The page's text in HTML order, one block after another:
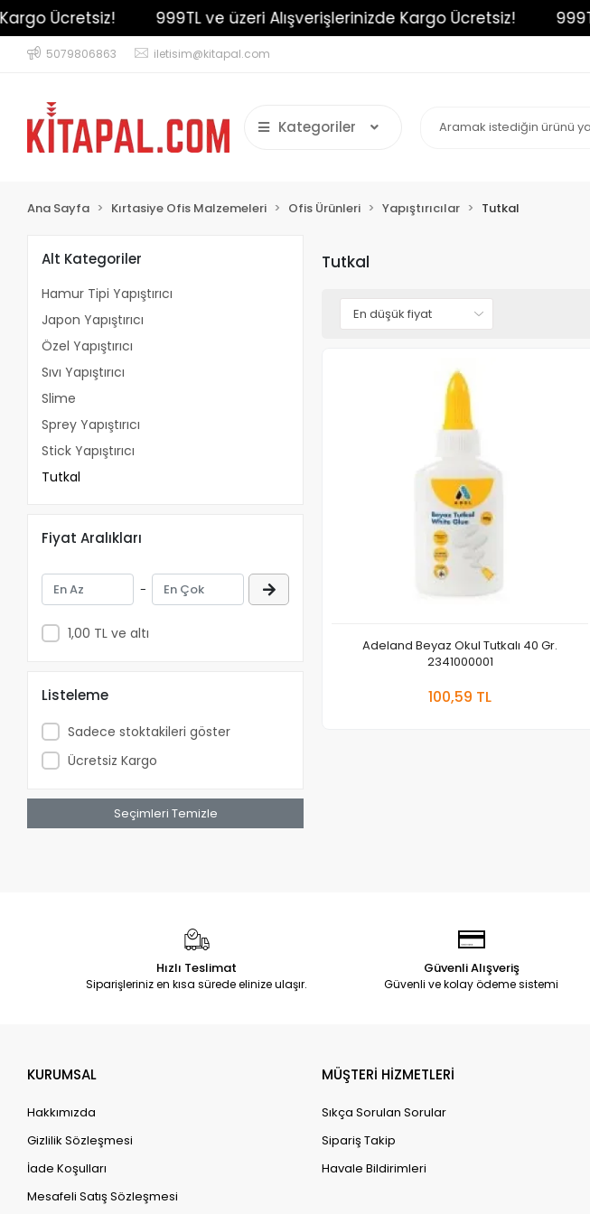
Ücretsiz! 999TL ve üzeri Alışverişlerinizde Kargo Ücretsiz!
5079806863 iletisim@kitapal.com
Kategoriler
Ana Sayfa Kırtasiye Ofis Malzemeleri Ofis Ürünleri Yapıştırıcılar Tutkal
Alt Kategoriler
Hamur Tipi Yapıştırıcı
Japon Yapıştırıcı
Özel Yapıştırıcı
Sıvı Yapıştırıcı
Slime
Sprey Yapıştırıcı
Stick Yapıştırıcı
Tutkal
Fiyat Aralıkları
-
1,00 TL ve altı
Listeleme
Sadece stoktakileri göster
Ücretsiz Kargo
Seçimleri Temizle
Tutkal
Adeland Beyaz Okul Tutkalı 40 Gr.
2341000001
100,59 TL
Hızlı Teslimat
Siparişleriniz en kısa sürede elinize ulaşır.
Güvenli Alışveriş
Güvenli ve kolay ödeme sistemi
KURUMSAL
Hakkımızda
Gizlilik Sözleşmesi
İade Koşulları
Mesafeli Satış Sözleşmesi
MÜŞTERİ HİZMETLERİ
Sıkça Sorulan Sorular
Sipariş Takip
Havale Bildirimleri